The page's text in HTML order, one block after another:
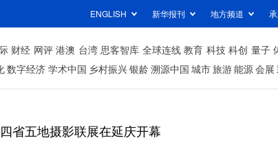
ENGLISH 新华报刊 地方频道
财经 网评 港澳 台湾 思客智库 全球连线 教育 科技 科创 量子
数字经济 学术中国 乡村振兴银龄溯源中国 城市旅游能源会展
省五地摄影联展在延庆开幕